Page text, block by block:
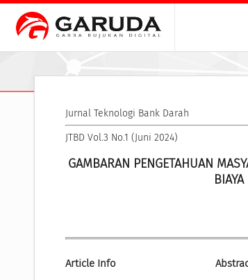
Jurnal Teknologi Bank Darah
JTBD Vol.3 No.1 (Juni 2024)
GAMBARAN PENGETAHUAN
Article Info